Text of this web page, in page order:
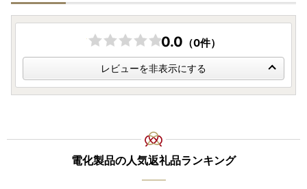
ります。
また、開封・未使用であっても、メーカー保証の期間は変わ
・「組み立て不要」の記載がないものはお客様組み立てとな
っております。工具は入っておりません。
0.0 （0件）
レビューを非表示にする
電化製品の人気返礼品ランキング